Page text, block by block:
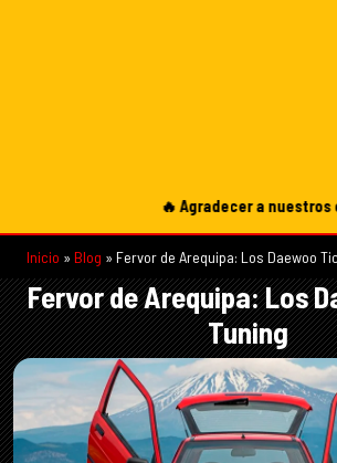
🔥 Agradecer a nuestros
Inicio » Blog » Fervor de Arequipa: Los Daewoo
Fervor de Arequipa: Los
Tuning